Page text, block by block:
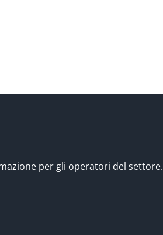
per gli operatori del settore.